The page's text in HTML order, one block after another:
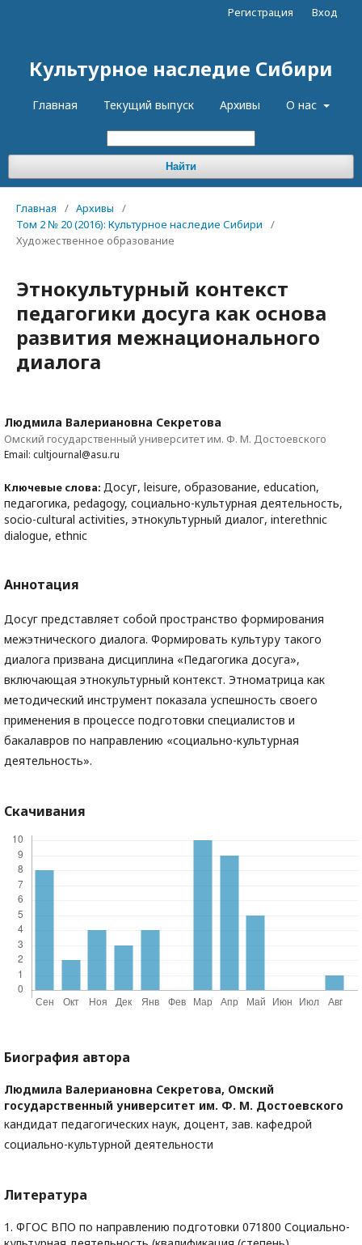
Культурное наследие Сибири
Главная Текущий выпуск Архивы О нас
Найти
Регистрация Вход
Главная / Архивы
/
Том 2 № 20 (2016): Культурное наследие Сибири
/
Художественное образование
Этнокультурный контекст
педагогики досуга как основа
развития межнационального
диалога
Людмила Валериановна Секретова
Омский государственный университет им. Ф. М. Достоевского
Email: cultjournal@asu.ru
Ключевые слова: Досуг, leisure, образование, education,
педагогика, pedagogy, социально-культурная деятельность,
socio-cultural activities, этнокультурный диалог, interethnic
dialogue, ethnic
Аннотация
Досуг представляет собой пространство формирования
межэтнического диалога. Формировать культуру такого
диалога призвана дисциплина «Педагогика досуга»,
включающая этнокультурный контекст. Этноматрица как
методический инструмент показала успешность своего
применения в процессе подготовки специалистов и
бакалавров по направлению «социально-культурная
деятельность».
Скачивания
Биография автора
Людмила Валериановна Секретова, Омский
государственный университет им. Ф. М. Достоевского
кандидат педагогических наук, доцент, зав. кафедрой
социально-культурной деятельности
Литература
1. ФГОС ВПО по направлению подготовки 071800 Социально-